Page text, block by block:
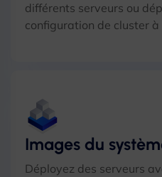
différents serveurs ou
configuration de cluster
Images du
Déployez des serveurs